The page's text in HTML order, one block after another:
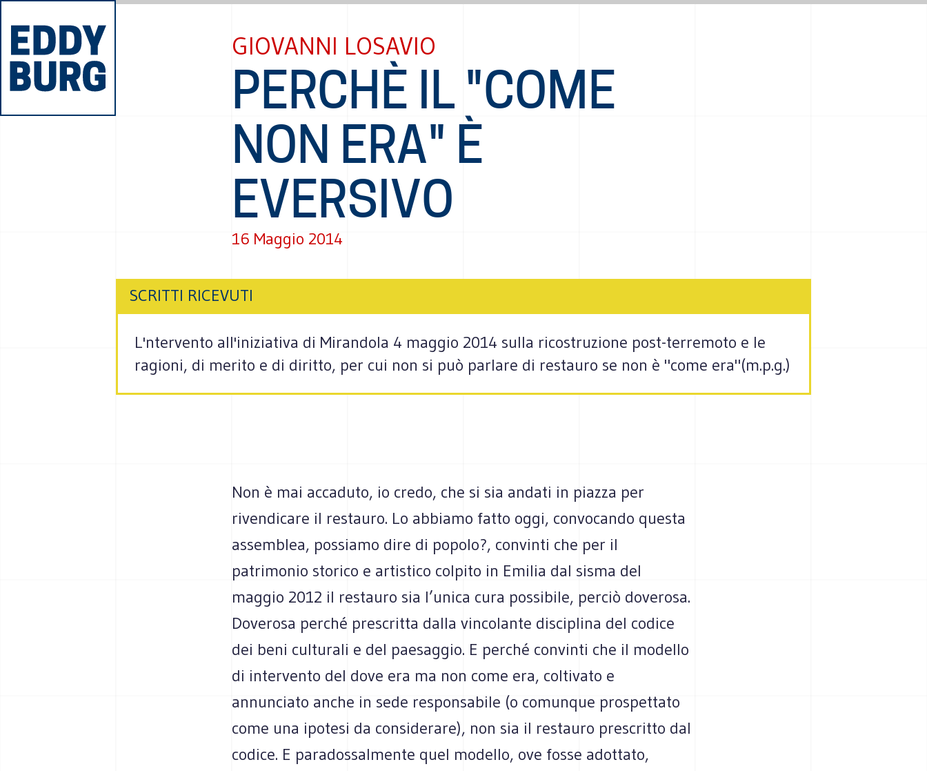
GIOVANNI LOSAVIO
PERCHÈ IL "COME
NON ERA" È
EVERSIVO
16 Maggio 2014
SCRITTI RICEVUTI
L'ntervento all'iniziativa di Mirandola 4 maggio 2014 sulla ricostruzione post-terremoto e le
ragioni, di merito e di diritto, per cui non si può parlare di restauro se non è "come era"(m.p.g.)
Non è mai accaduto, io credo, che si sia andati in piazza per
rivendicare il restauro. Lo abbiamo fatto oggi, convocando questa
assemblea, possiamo dire di popolo?, convinti che per il
patrimonio storico e artistico colpito in Emilia dal sisma del
maggio 2012 il restauro sia l’unica cura possibile, perciò doverosa.
Doverosa perché prescritta dalla vincolante disciplina del codice
dei beni culturali e del paesaggio. E perché convinti che il modello
di intervento del dove era ma non come era, coltivato e
annunciato anche in sede responsabile (o comunque prospettato
come una ipotesi da considerare), non sia il restauro prescritto dal
codice. E paradossalmente quel modello, ove fosse adottato,